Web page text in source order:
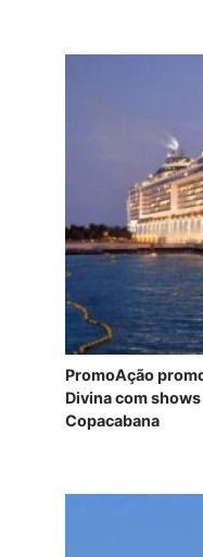
PromoAção
Divina com
Copacabana